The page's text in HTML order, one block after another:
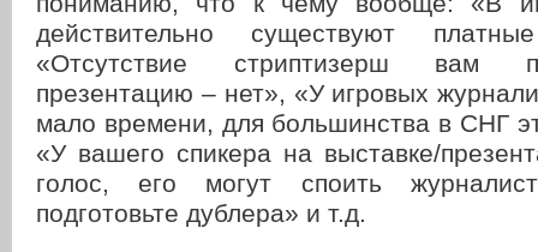
действительно существуют
«Отсутствие стриптизерш вам
презентацию – нет», «У игровых
мало времени, для большинства в СНГ
«У вашего спикера на выставке/
голос, его могут споить
подготовьте дублера» и т.д.